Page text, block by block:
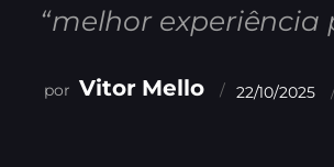
“melhor experiência
Vitor Mello 22/10/2025